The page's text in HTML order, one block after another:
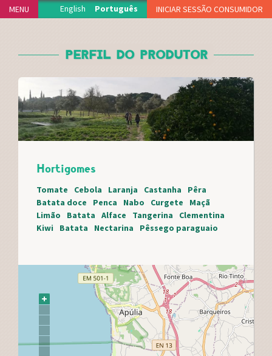
Jump to navigation
MENU INICIAR SESSÃO CONSUMIDOR
PROJECTO
DELEGAÇÕES
FUNCIONAMENTO
ADERIR
VIDEOTECA
APOIOS
FAQS
MERCH
English Português
PERFIL DO PRODUTOR
Hortigomes
Tomate Cebola Laranja Castanha
Pêra
Batata doce
Penca Nabo Curgete
Maçã
Limão
Batata Alface Tangerina
Clementina
Kiwi
Batata Nectarina Pêssego paraguaio